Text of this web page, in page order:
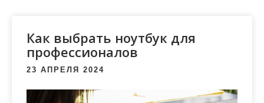
Как выбрать ноутбук для
профессионалов
23 АПРЕЛЯ 2024